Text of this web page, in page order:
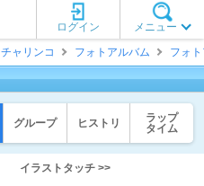
メニュー
ログイン
チャリンコ フォトアルバム フォ
グループ ヒストリ
ラップ
タイム
イラストタッチ >>